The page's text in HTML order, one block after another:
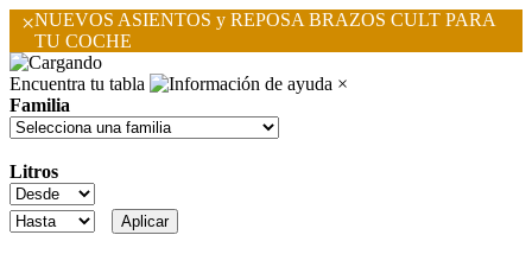
×NUEVOS ASIENTOS y REPOSA BRAZOS CULT PARA
TU COCHE
Encuentra tu tabla
×
Familia
Litros